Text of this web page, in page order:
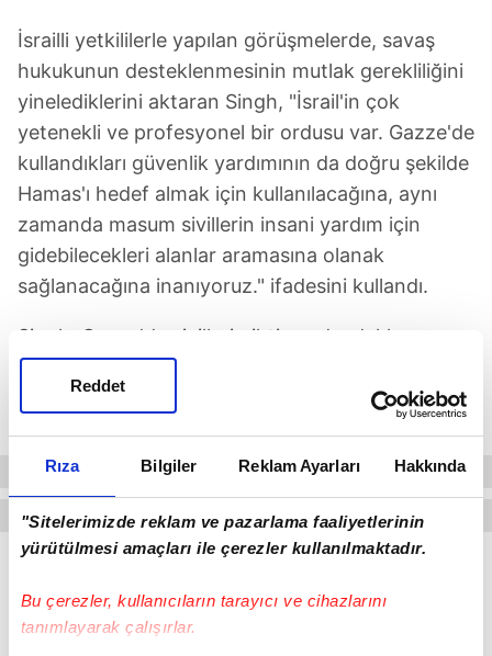
Rıza Bilgiler Reklam Ayarları Hakkında
"Sitelerimizde reklam ve pazarlama faaliyetlerinin
yürütülmesi amaçları ile çerezler kullanılmaktadır.
Bu çerezler, kullanıcıların tarayıcı ve cihazlarını
tanımlayarak çalışırlar.
Reddet
İsrailli yetkililerle yapılan görüşmelerde, savaş
hukukunun desteklenmesinin mutlak gerekliliğini
yinelediklerini aktaran Singh, "İsrail'in çok
yetenekli ve profesyonel bir ordusu var. Gazze'de
kullandıkları güvenlik yardımının da doğru şekilde
Hamas'ı hedef almak için kullanılacağına, aynı
zamanda masum sivillerin insani yardım için
gidebilecekleri alanlar aramasına olanak
sağlanacağına inanıyoruz." ifadesini kullandı.
Singh, Gazze'de sivillerin ihtiyaç duydukları
şeylere sahip olmalarını ve güvenli bölgelere
tahliye edilebilmelerini sağlamak için İsraillilerle